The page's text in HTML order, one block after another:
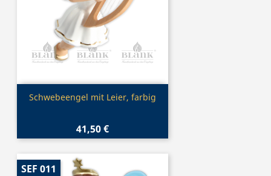
Vorschau
Schwebeengel mit Leier, farbig
41,50 €
SEF 011